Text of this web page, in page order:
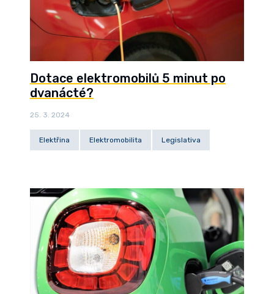
Dotace elektromobilů 5 minut po
dvanácté?
25. 3. 2024
Elektřina Elektromobilita Legislativa